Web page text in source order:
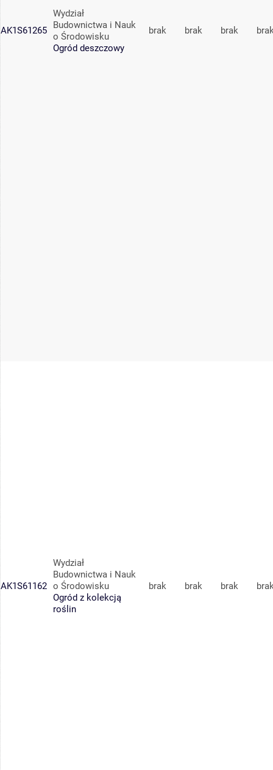
AK1S61265
Wydział
Budownictwa i Nauk
o Środowisku
Ogród deszczowy
brak brak brak
AK1S61162
Wydział
Budownictwa i Nauk
o Środowisku
Ogród z kolekcją
roślin
brak brak brak